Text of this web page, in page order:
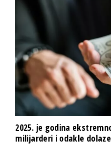
2025. je godina
milijarderi i odakle dolaze